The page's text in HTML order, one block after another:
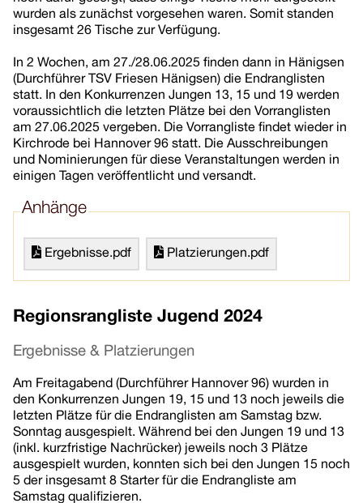
wurden als zunächst vorgesehen waren. Somit standen
insgesamt 26 Tische zur Verfügung.
In 2 Wochen, am 27./28.06.2025 finden dann in Hänigsen
(Durchführer TSV Friesen Hänigsen) die Endranglisten
statt. In den Konkurrenzen Jungen 13, 15 und 19 werden
voraussichtlich die letzten Plätze bei den Vorranglisten
am 27.06.2025 vergeben. Die Vorrangliste findet wieder in
Kirchrode bei Hannover 96 statt. Die Ausschreibungen
und Nominierungen für diese Veranstaltungen werden in
einigen Tagen veröffentlicht und versandt.
Anhänge
Ergebnisse.pdf Platzierungen.pdf
Regionsrangliste Jugend 2024
Ergebnisse & Platzierungen
Am Freitagabend (Durchführer Hannover 96) wurden in
den Konkurrenzen Jungen 19, 15 und 13 noch jeweils die
letzten Plätze für die Endranglisten am Samstag bzw.
Sonntag ausgespielt. Während bei den Jungen 19 und 13
(inkl. kurzfristige Nachrücker) jeweils noch 3 Plätze
ausgespielt wurden, konnten sich bei den Jungen 15 noch
5 der insgesamt 8 Starter für die Endrangliste am
Samstag qualifizieren.